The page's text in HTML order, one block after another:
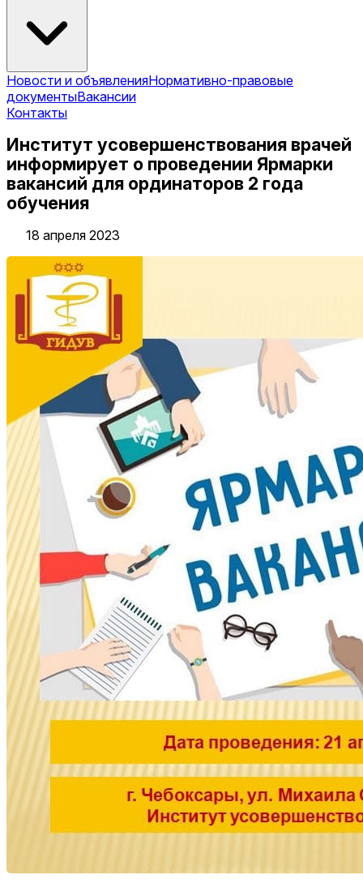
Новости и объявленияНормативно-правовые
документыВакансии
Контакты
Институт усовершенствования врачей
информирует о проведении Ярмарки
вакансий для ординаторов 2 года
обучения
18 апреля 2023